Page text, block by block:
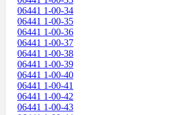
06441 1-00-34
06441 1-00-35
06441 1-00-36
06441 1-00-37
06441 1-00-38
06441 1-00-39
06441 1-00-40
06441 1-00-41
06441 1-00-42
06441 1-00-43